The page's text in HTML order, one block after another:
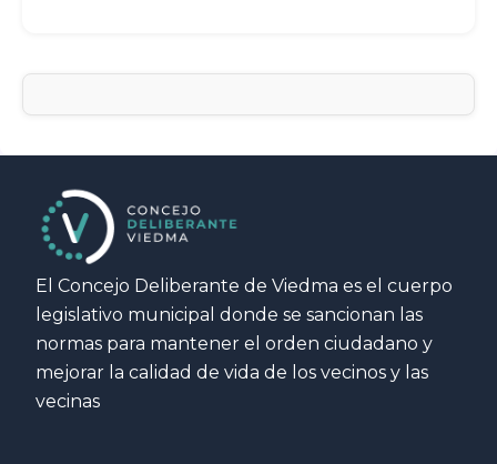
El Concejo Deliberante de Viedma es el cuerpo
legislativo municipal donde se sancionan las
normas para mantener el orden ciudadano y
mejorar la calidad de vida de los vecinos y las
vecinas